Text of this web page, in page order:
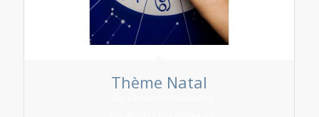
Thème Natal